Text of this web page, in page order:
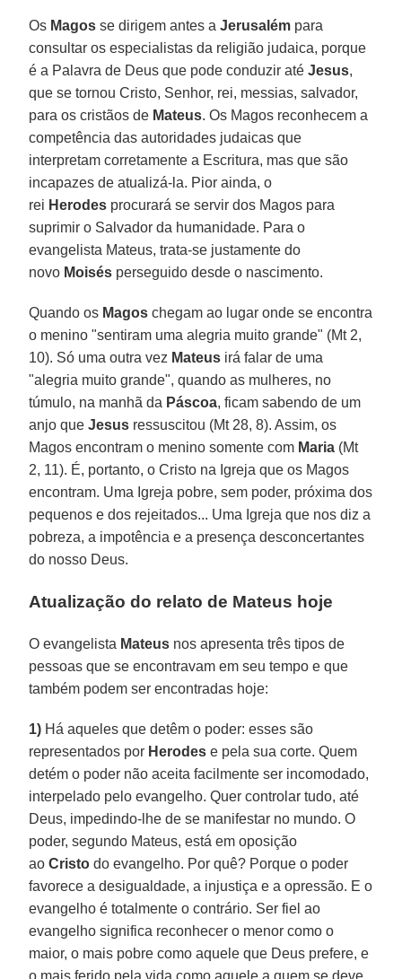
Os Magosse dirigem antes aJerusalém para
consultar os especialistas da religião judaica, porque
é a Palavra de Deus que pode conduzir atéJesus,
que se tornou Cristo, Senhor, rei, messias, salvador,
para os cristãos de Mateus. Os Magos reconhecem a
competência das autoridades judaicas que
interpretam corretamente a Escritura, mas que são
incapazes de atualizá-la. Pior ainda, o
rei Herodes procurará se servir dos Magos para
suprimir o Salvador da humanidade. Para o
evangelista Mateus, trata-se justamente do
novo Moisés perseguido desde o nascimento.
Quando os Magoschegam ao lugar onde se encontra
o menino "sentiram uma alegria muito grande" (Mt 2,
10). Só uma outra vez Mateus irá falar de uma
"alegria muito grande", quando as mulheres, no
túmulo, na manhã da Páscoa, ficam sabendo de um
anjo queJesus ressuscitou (Mt 28, 8). Assim, os
Magos encontram o menino somente com Maria (Mt
2, 11). É, portanto, o Cristo na Igreja que os Magos
encontram. Uma Igreja pobre, sem poder, próxima dos
pequenos e dos rejeitados... Uma Igreja que nos diz a
pobreza, a impotência e a presença desconcertantes
do nosso Deus.
Atualização do relato de Mateus hoje
O evangelista Mateus nos apresenta três tipos de
pessoas que se encontravam em seu tempo e que
também podem ser encontradas hoje:
1) Há aqueles que detêm o poder: esses são
representados por Herodese pela sua corte. Quem
detém o poder não aceita facilmente ser incomodado,
interpelado pelo evangelho. Quer controlar tudo, até
Deus, impedindo-lhe de se manifestar no mundo. O
poder, segundo Mateus, está em oposição
aoCristodo evangelho. Por quê? Porque o poder
favorece a desigualdade, a injustiça e a opressão. E o
evangelho é totalmente o contrário. Ser fiel ao
evangelho significa reconhecer o menor como o
maior, o mais pobre como aquele que Deus prefere, e
o mais ferido pela vida como aquele a quem se deve